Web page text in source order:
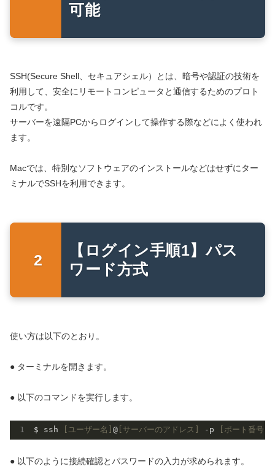
可能
SSH(Secure Shell、セキュアシェル）とは、暗号や認証の技術を
利用して、安全にリモートコンピュータと通信するためのプロト
コルです。
サーバーを遠隔PCからログインして操作する際などによく使われ
ます。
Macでは、特別なソフトウェアのインストールなどはせずにター
ミナルでSSHを利用できます。
【ログイン手順1】パス
ワード方式
使い方は以下のとおり。
● ターミナルを開きます。
● 以下のコマンドを実行します。
$ ssh [ユーザー名] @ [サーバーのアドレス] -p [ポート番号]
● 以下のように接続確認とパスワードの入力が求められます。